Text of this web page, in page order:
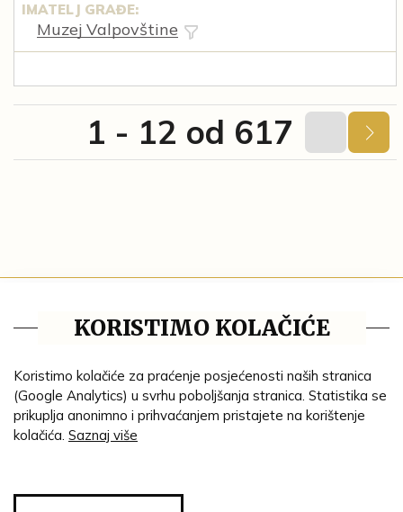
IMATELJ GRAĐE:
Muzej Valpovštine
1 - 12 od 617
Impresum
Ustanove
Lenta vremena
Genealogija
KORISTIMO KOLAČIĆE
Koristimo kolačiće za praćenje posjećenosti naših stranica
(Google Analytics) u svrhu poboljšanja stranica. Statistika se
prikuplja anonimno i prihvaćanjem pristajete na korištenje
kolačića. Saznaj više